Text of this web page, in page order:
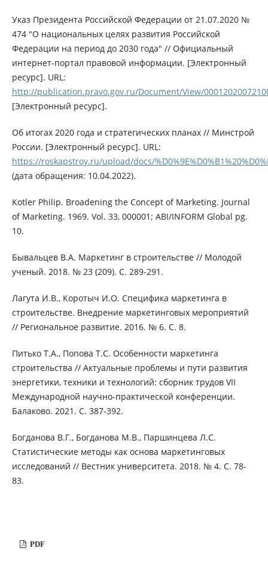
Указ Президента Российской Федерации от 21.07.2020 №
474 "О национальных целях развития Российской
Федерации на период до 2030 года" // Официальный
интернет-портал правовой информации. [Электронный
ресурс]. URL:
http://publication.pravo.gov.ru/Document/View/
[Электронный ресурс].
Об итогах 2020 года и стратегических планах // Минстрой
России. [Электронный ресурс]. URL:
https://roskapstroy.ru/upload/docs/
(дата обращения: 10.04.2022).
Kotler Philip. Broadening the Concept of Marketing. Journal
of Marketing. 1969. Vol. 33, 000001; ABI/INFORM Global pg.
10.
Бывальцев В.А. Маркетинг в строительстве // Молодой
ученый. 2018. № 23 (209). С. 289-291.
Лагута И.В., Коротыч И.О. Специфика маркетинга в
строительстве. Внедрение маркетинговых мероприятий
// Региональное развитие. 2016. № 6. С. 8.
Питько Т.А., Попова Т.С. Особенности маркетинга
строительства // Актуальные проблемы и пути развития
энергетики, техники и технологий: cборник трудов VII
Международной научно-практической конференции.
Балаково. 2021. С. 387-392.
Богданова В.Г., Богданова М.В., Паршинцева Л.С.
Статистические методы как основа маркетинговых
исследований // Вестник университета. 2018. № 4. С. 78-
83.
PDF